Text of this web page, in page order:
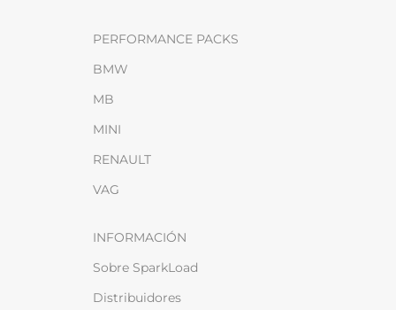
PERFORMANCE PACKS
BMW
MB
MINI
RENAULT
VAG
INFORMACIÓN
Sobre SparkLoad
Distribuidores